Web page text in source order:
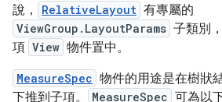
說，
RelativeLayout 有專屬的
ViewGroup.LayoutParams 子類別
項 View 物件置中。
MeasureSpec 物件的用途是在樹狀
下推到子項。
MeasureSpec 可為以